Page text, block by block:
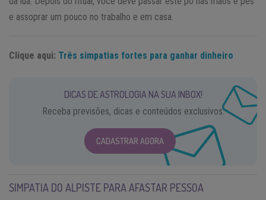
e assoprar um pouco no trabalho e em casa.
Clique aqui: Três simpatias fortes para ganhar dinheiro
DICAS DE ASTROLOGIA NA SUA INBOX!
Receba previsões, dicas e conteúdos exclusivos.
CADASTRAR AGORA
SIMPATIA DO ALPISTE PARA AFASTAR PESSOA